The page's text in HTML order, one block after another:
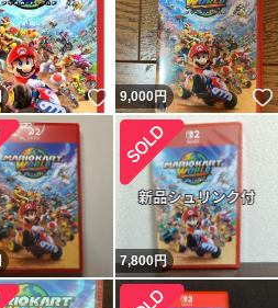
いいね！
9,000円
7,800円